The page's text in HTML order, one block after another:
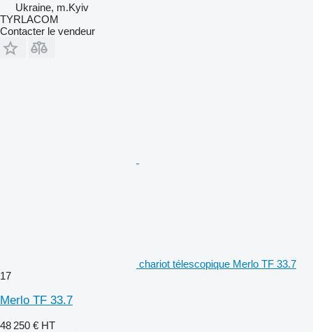
Ukraine, m.Kyiv
TYRLACOM
Contacter le vendeur
chariot télescopique Merlo TF 33.7
17
Merlo TF 33.7
48 250 € HT